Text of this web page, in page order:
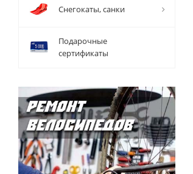
Снегокаты, санки
Подарочные
сертификаты